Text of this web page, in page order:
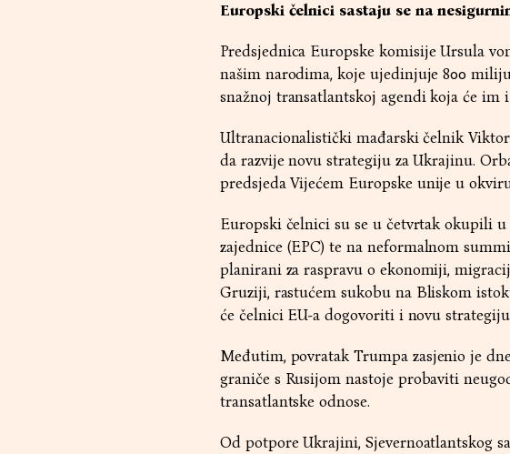
Europski čelnici sastaju se na
Predsjednica Europske komisije Ursula
našim narodima, koje ujedinjuje 800
snažnoj transatlantskoj agendi koja će im
Ultranacionalistički mađarski čelnik
da razvije novu strategiju za Ukrajinu.
predsjeda Vijećem Europske unije u
Europski čelnici su se u četvrtak okupili
zajednice (EPC) te na neformalnom
planirani za raspravu o ekonomiji,
Gruziji, rastućem sukobu na Bliskom
će čelnici EU-a dogovoriti i novu
Međutim, povratak Trumpa zasjenio je
graniče s Rusijom nastoje probaviti
transatlantske odnose.
Od potpore Ukrajini, Sjevernoatlantskog